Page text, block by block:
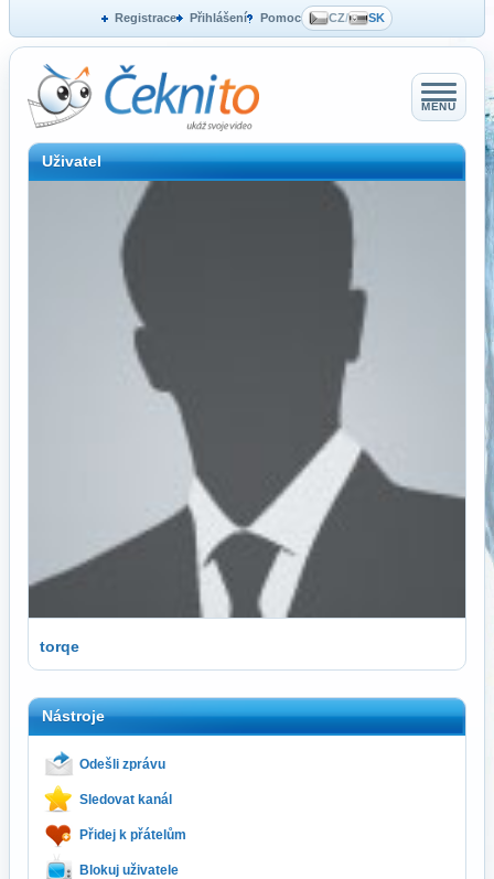
Registrace Přihlášení Pomoc CZ/ SK
MENU
Uživatel
torqe
Nástroje
Odešli zprávu
Sledovat kanál
Přidej k přátelům
Blokuj uživatele